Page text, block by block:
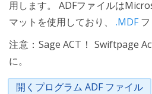
用します。 ADFファイルは
マットを使用しており、 .MDFフ
注意：Sage ACT！ Swiftpage
に。
開くプログラム ADF ファイル